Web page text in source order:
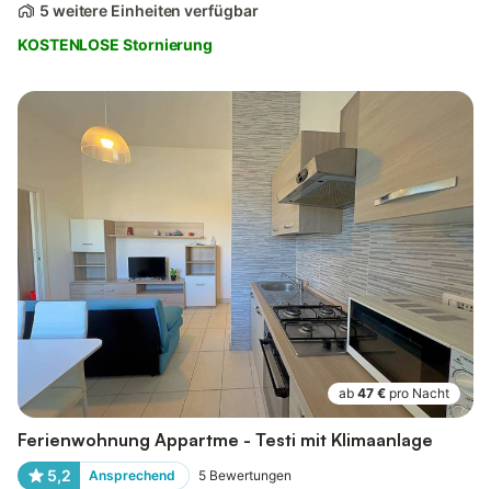
5 weitere Einheiten verfügbar
KOSTENLOSE Stornierung
ab 47 € pro Nacht
Ferienwohnung Appartme - Testi mit Klimaanlage
5,2 Ansprechend 5 Bewertungen